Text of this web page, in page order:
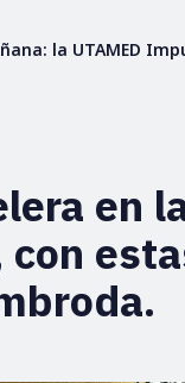
la UTAMED
en